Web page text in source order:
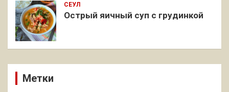
СЕУЛ
Острый яичный суп с грудинкой
Метки